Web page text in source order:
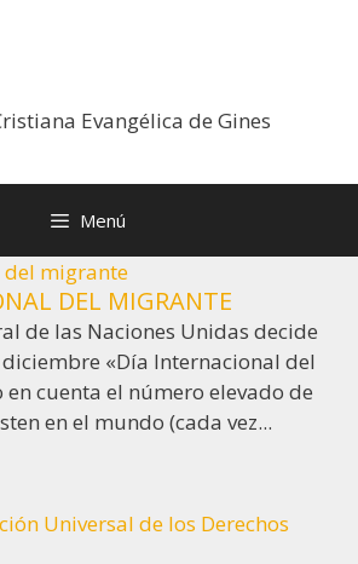
Menú
DEL MIGRANTE
de las Naciones Unidas decide
«Día Internacional del
cuenta el número elevado de
en el mundo (cada vez...